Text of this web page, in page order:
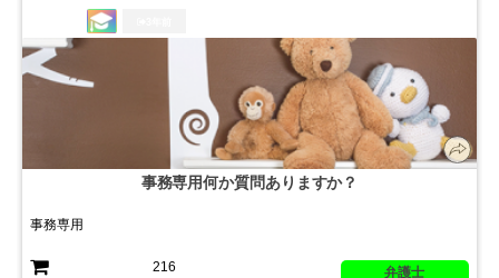
事務専用何か質問ありますか？
事務専用
216 弁護士